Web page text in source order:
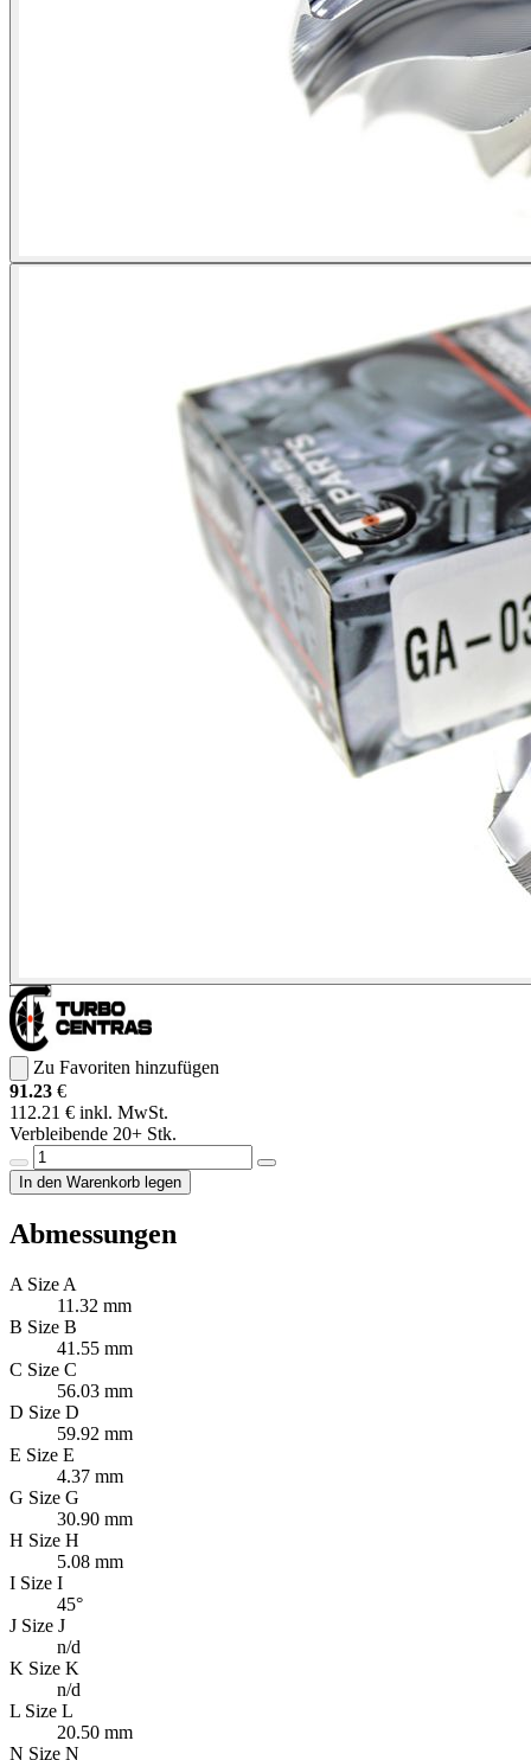
Zu Favoriten hinzufügen
91.23 €
112.21 € inkl. MwSt.
Verbleibende 20+ Stk.
In den Warenkorb legen
Abmessungen
A Size A
11.32 mm
B Size B
41.55 mm
C Size C
56.03 mm
D Size D
59.92 mm
E Size E
4.37 mm
G Size G
30.90 mm
H Size H
5.08 mm
I Size I
45°
J Size J
n/d
K Size K
n/d
L Size L
20.50 mm
N Size N